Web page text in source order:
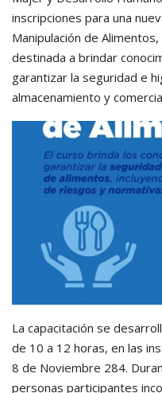
inscripciones para una
Manipulación de
destinada a brindar
garantizar la seguridad e
almacenamiento y
La capacitación se
de 10 a 12 horas, en las
8 de Noviembre 284.
personas participantes